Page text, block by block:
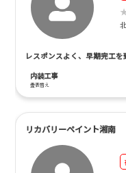
レスポンスよく、早期完工を
内装工事
畳表替え
リカバリーペイント湘南